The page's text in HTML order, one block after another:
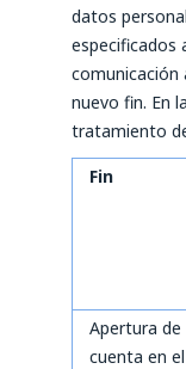
datos
especificados
comunicación
nuevo fin. En
tratamiento
Fin
Apertura de
cuenta en